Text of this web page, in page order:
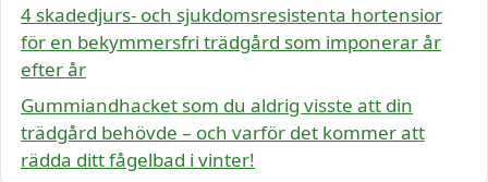
4 skadedjurs- och sjukdomsresistenta hortensior
för en bekymmersfri trädgård som imponerar år
efter år
Gummiandhacket som du aldrig visste att din
trädgård behövde – och varför det kommer att
rädda ditt fågelbad i vinter!